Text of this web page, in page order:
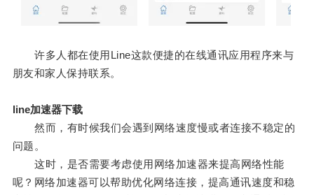
许多人都在使用Line这款便捷的在线通讯应用程序来与
朋友和家人保持联系。
line加速器下载
然而，有时候我们会遇到网络速度慢或者连接不稳定的
问题。
这时，是否需要考虑使用网络加速器来提高网络性能
呢？网络加速器可以帮助优化网络连接，提高通讯速度和稳